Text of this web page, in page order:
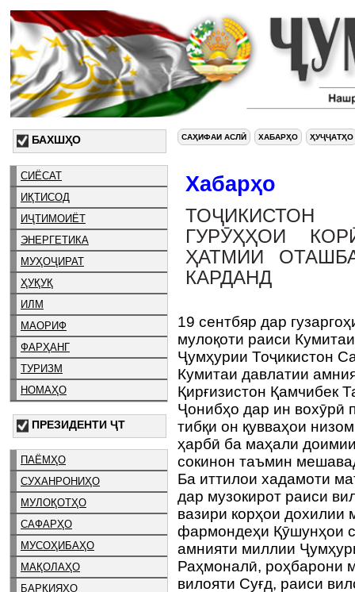
БАХШҲО
СИЁСАТ
ИҚТИСОД
ИҶТИМОИЁТ
ЭНЕРГЕТИКА
МУҲОҶИРАТ
ҲУҚУҚ
ИЛМ
МАОРИФ
ФАРҲАНГ
ТУРИЗМ
НОМАҲО
ПРЕЗИДЕНТИ ҶТ
ПАЁМҲО
СУХАНРОНИҲО
МУЛОҚОТҲО
САФАРҲО
МУСОҲИБАҲО
МАҚОЛАҲО
БАРҚИЯҲО
САҲИФАИ АСЛӢ ХАБАРҲО ҲУҶҶАТҲО
Хабарҳо
ТОҶИКИСТОН
ГУРӮҲҲОИ
ҲАТМИИ
КАРДАНД
19 сентбяр дар
мулоқоти раиси
Ҷумҳурии Тоҷикистон
Кумитаи давлатии
Қирғизистон Қамчибек
Ҷонибҳо дар ин вохӯрӣ
тибқи он қувваҳои
ҳарбӣ ба маҳали
сокинон таъмин
Ба иттилои хадамоти
дар музокирот раиси
вазири корҳои
фармондеҳи Қӯшунҳои
амнияти миллии
Раҳмоналӣ, роҳбарони
вилояти Суғд, раиси